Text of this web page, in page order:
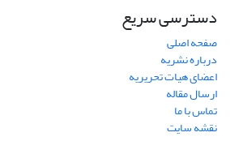
دسترسی سریع
صفحه اصلی
درباره نشریه
اعضای هیات تحریریه
ارسال مقاله
تماس با ما
نقشه سایت